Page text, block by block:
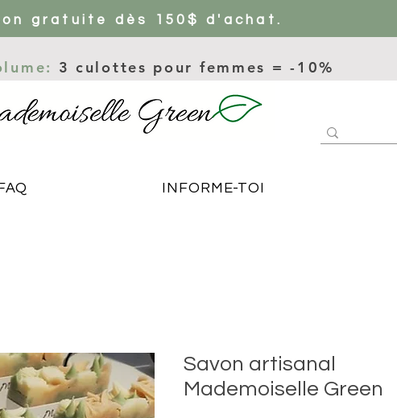
gratuite dès 150$ d'achat.
3 culottes pour femmes = -10%
INFORME-TOI
Savon artisanal
Mademoiselle Green